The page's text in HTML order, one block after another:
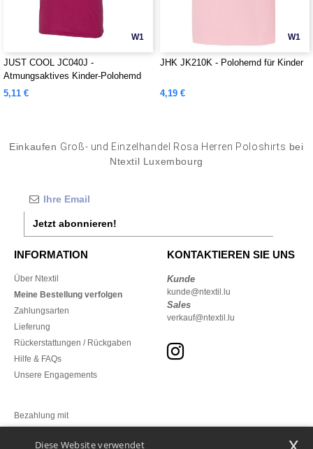
W1
JUST COOL JC040J -
Atmungsaktives Kinder-Polohemd
5,11 €
W1
JHK JK210K - Polohemd für Kinder
4,19 €
Einkaufen Groß- und Einzelhandel Rosa Herren Poloshirts bei
Ntextil Luxembourg
Jetzt abonnieren!
INFORMATION
Über Ntextil
Meine Bestellung verfolgen
Zahlungsarten
Lieferung
Rückerstattungen / Rückgaben
Hilfe & FAQs
Unsere Engagements
KONTAKTIEREN SIE UNS
Kunde
kunde@ntextil.lu
Sales
verkauf@ntextil.lu
Bezahlung mit
Diese Website verwendet